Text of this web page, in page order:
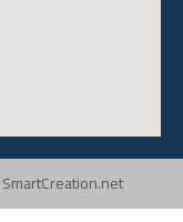
SmartCreation.net